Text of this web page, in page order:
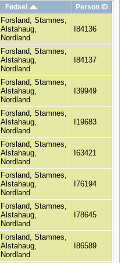
Fødsel Person ID
Forsland, Stamnes,
Alstahaug,
Nordland
I84136
Forsland, Stamnes,
Alstahaug,
Nordland
I84137
Forsland, Stamnes,
Alstahaug,
Nordland
I39949
Forsland, Stamnes,
Alstahaug,
Nordland
I19683
Forsland, Stamnes,
Alstahaug,
Nordland
I63421
Forsland, Stamnes,
Alstahaug,
Nordland
I76194
Forsland, Stamnes,
Alstahaug,
Nordland
I78645
Forsland, Stamnes,
Alstahaug,
Nordland
I86589